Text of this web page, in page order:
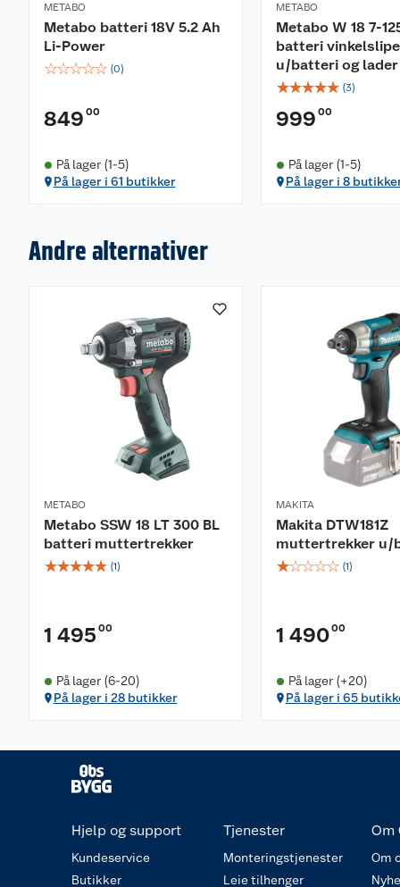
METABO
Metabo batteri 18V 5.2 Ah
Li-Power
☆☆☆☆☆ (0)
849 00
På lager (1-5)
På lager i 61 butikker
METABO
Metabo W 18 7-
batteri
u/batteri og lader
☆☆☆☆☆ (3)
999 00
På lager (1-5)
På lager i 8
Andre alternativer
METABO
Metabo SSW 18 LT 300 BL
batteri muttertrekker
☆☆☆☆☆ (1)
1 495 00
På lager (6-20)
På lager i 28 butikker
MAKITA
Makita DTW181Z
muttertrekker u/
☆☆☆☆☆ (1)
1 49000
På lager (+20)
På lager i 65
Hjelp og support
Kundeservice
Butikker
Tjenester
Monteringstjenester
Leie tilhenger
Om
Om